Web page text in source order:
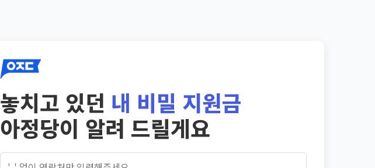
놓치고 있던 내 비밀 지원금
아정당이 알려 드릴게요